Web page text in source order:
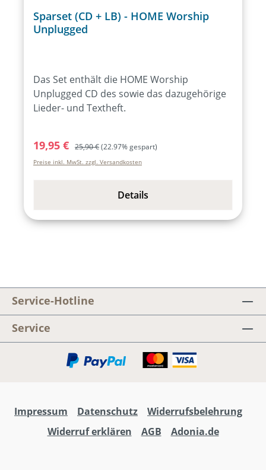
Sparset (CD + LB) - HOME Worship
Unplugged
Das Set enthält die HOME Worship
Unplugged CD des sowie das dazugehörige
Lieder- und Textheft.
Verkaufspreis:
19,95 € Regulärer Preis:
25,90 €(22.97% gespart)
Preise inkl. MwSt. zzgl. Versandkosten
Details
Service-Hotline
Service
Impressum Datenschutz
Widerrufsbelehrung
Widerruf erklären
AGB Adonia.de